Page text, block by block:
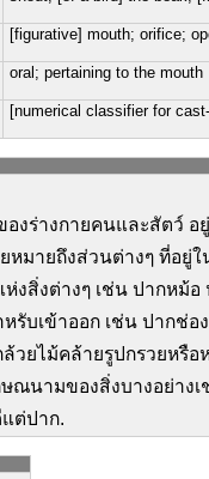
[figurative] mouth; orifice;
oral; pertaining to the mouth
[numerical classifier for
งร่างกายคนและสัตว์ อ
หมายถึงส่วนต่างๆ ที่อยู่ใ
งสิ่งต่างๆ เช่น ปากหม้อ
รับเข้าออก เช่น ปากช่อ
วยไม้คล้ายรูปกรวยหรือ
ณนามของสิ่งบางอย่าง
ต่ปาก.